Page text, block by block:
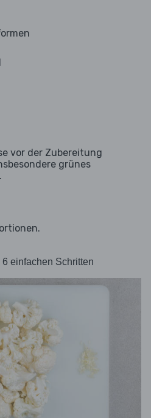
vor der Zubereitung
grünes
einfachen Schritten